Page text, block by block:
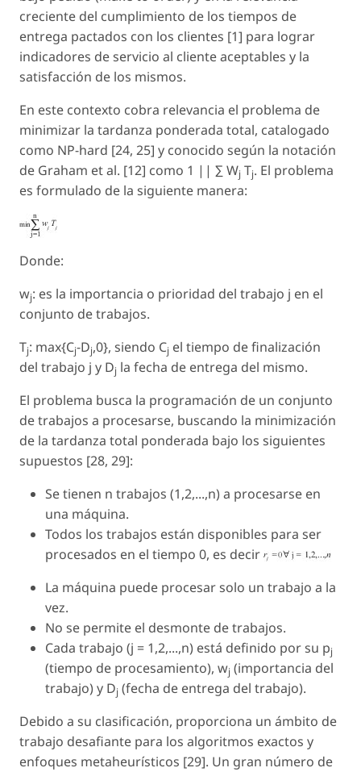
creciente del cumplimiento de los tiempos de
entrega pactados con los clientes [1] para lograr
indicadores de servicio al cliente aceptables y la
satisfacción de los mismos.
En este contexto cobra relevancia el problema de
minimizar la tardanza ponderada total, catalogado
como NP-hard [24, 25] y conocido según la notación
de Graham et al. [12] como 1 || ∑ Wj Tj. El problema
es formulado de la siguiente manera:
Donde:
wj: es la importancia o prioridad del trabajo j en el
conjunto de trabajos.
Tj: max{Cj-Dj,0}, siendo Cj el tiempo de finalización
del trabajo j y Dj la fecha de entrega del mismo.
El problema busca la programación de un conjunto
de trabajos a procesarse, buscando la minimización
de la tardanza total ponderada bajo los siguientes
supuestos [28, 29]:
Se tienen n trabajos (1,2,...,n) a procesarse en
una máquina.
Todos los trabajos están disponibles para ser
procesados en el tiempo 0, es decir
La máquina puede procesar solo un trabajo a la
vez.
No se permite el desmonte de trabajos.
Cada trabajo (j = 1,2,...,n) está definido por su pj
(tiempo de procesamiento), wj (importancia del
trabajo) y Dj (fecha de entrega del trabajo).
Debido a su clasificación, proporciona un ámbito de
trabajo desafiante para los algoritmos exactos y
enfoques metaheurísticos [29]. Un gran número de